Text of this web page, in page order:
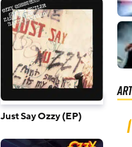
Just Say Ozzy (EP) 1